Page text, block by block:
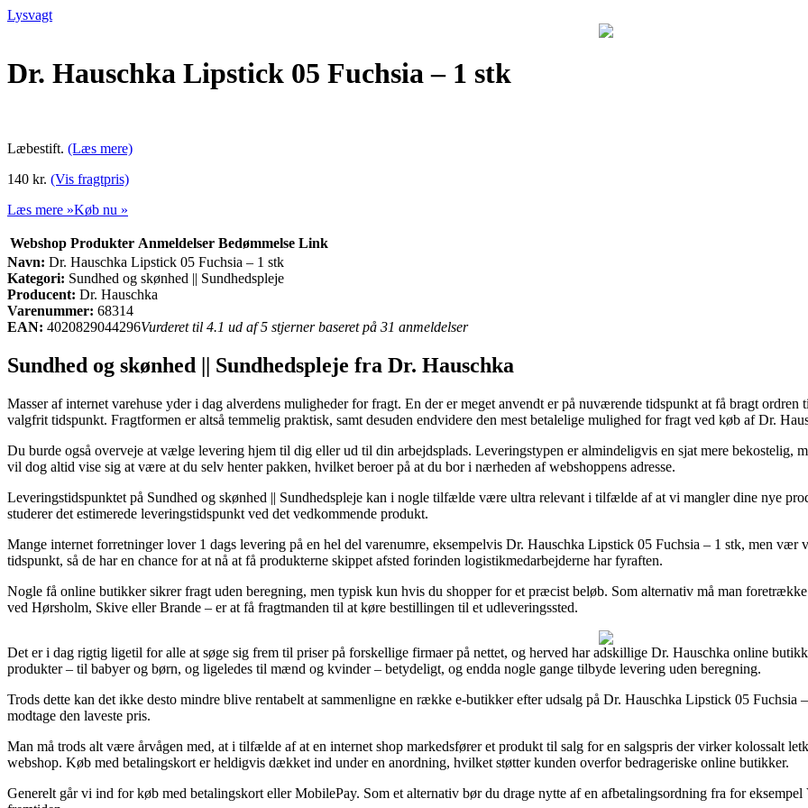
Lysvagt
Dr. Hauschka Lipstick 05 Fuchsia – 1 stk
Læbestift. (Læs mere)
140 kr. (Vis fragtpris)
Læs mere »Køb nu »
Webshop Produkter Anmeldelser Bedømmelse Link
Navn: Dr. Hauschka Lipstick 05 Fuchsia – 1 stk
Kategori: Sundhed og skønhed || Sundhedspleje
Producent: Dr. Hauschka
Varenummer: 68314
EAN: 4020829044296Vurderet til 4.1 ud af 5 stjerner baseret på 31 anmeldelser
Sundhed og skønhed || Sundhedspleje fra Dr. Hauschka
Masser af internet varehuse yder i dag alverdens muligheder for fragt. En der er meget anvendt er på nuværende tidspunkt at få bragt
valgfrit tidspunkt. Fragtformen er altså temmelig praktisk, samt desuden endvidere den mest betalelige mulighed for fragt ved køb af Dr.
Du burde også overveje at vælge levering hjem til dig eller ud til din arbejdsplads. Leveringstypen er almindeligvis en sjat mere bekostelig,
vil dog altid vise sig at være at du selv henter pakken, hvilket beroer på at du bor i nærheden af webshoppens adresse.
Leveringstidspunktet på Sundhed og skønhed || Sundhedspleje kan i nogle tilfælde være ultra relevant i tilfælde af at vi mangler dine nye
studerer det estimerede leveringstidspunkt ved det vedkommende produkt.
Mange internet forretninger lover 1 dags levering på en hel del varenumre, eksempelvis Dr. Hauschka Lipstick 05 Fuchsia – 1 stk, men vær
tidspunkt, så de har en chance for at nå at få produkterne skippet afsted forinden logistikmedarbejderne har fyraften.
Nogle få online butikker sikrer fragt uden beregning, men typisk kun hvis du shopper for et præcist beløb. Som alternativ må man
ved Hørsholm, Skive eller Brande – er at få fragtmanden til at køre bestillingen til et udleveringssted.
Det er i dag rigtig ligetil for alle at søge sig frem til priser på forskellige firmaer på nettet, og herved har adskillige Dr. Hauschka online
produkter – til babyer og børn, og ligeledes til mænd og kvinder – betydeligt, og endda nogle gange tilbyde levering uden beregning.
Trods dette kan det ikke desto mindre blive rentabelt at sammenligne en række e-butikker efter udsalg på Dr. Hauschka Lipstick 05
modtage den laveste pris.
Man må trods alt være årvågen med, at i tilfælde af at en internet shop markedsfører et produkt til salg for en salgspris der virker kolossalt
webshop. Køb med betalingskort er heldigvis dækket ind under en anordning, hvilket støtter kunden overfor bedrageriske online butikker.
Generelt går vi ind for køb med betalingskort eller MobilePay. Som et alternativ bør du drage nytte af en afbetalingsordning fra for